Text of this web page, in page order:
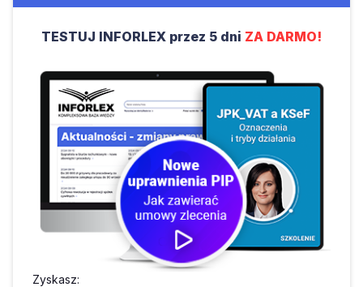
TESTUJ INFORLEX przez 5 dni ZA DARMO!
Zyskasz: